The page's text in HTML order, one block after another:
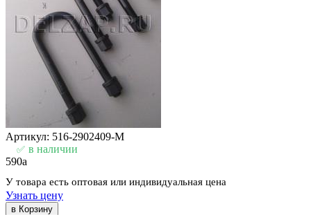
Артикул: 516-2902409-М
в наличии
590a
У товара есть оптовая или индивидуальная цена
Узнать цену